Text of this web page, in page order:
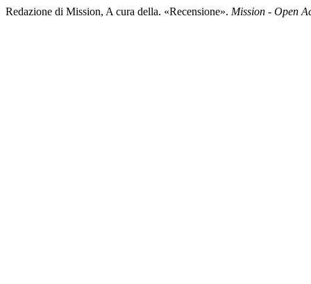
Redazione di Mission, A cura della. «Recensione». Mission - Open